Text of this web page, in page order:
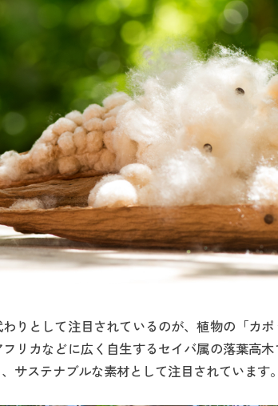
りとして注目されているのが、植物の「カ
リカなどに広く自生するセイバ属の落葉高
サステナブルな素材として注目されています。